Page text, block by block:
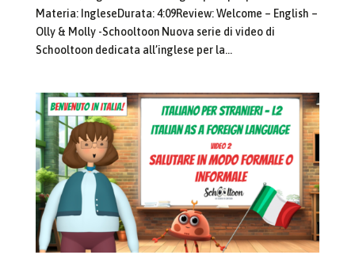
Materia: IngleseDurata: 4:09Review: Welcome – English –
Olly & Molly -Schooltoon Nuova serie di video di
Schooltoon dedicata all’inglese per la...